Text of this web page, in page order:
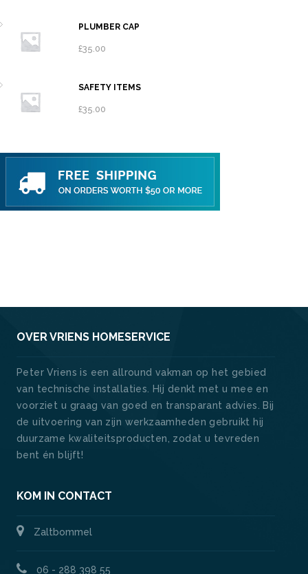
PLUMBER CAP
£35.00
SAFETY ITEMS
£35.00
OVER VRIENS HOMESERVICE
Peter Vriens is een allround vakman op het gebied
van technische installaties. Hij denkt met u mee en
voorziet u graag van goed en transparant advies. Bij
de uitvoering van zijn werkzaamheden gebruikt hij
duurzame kwaliteitsproducten, zodat u tevreden
bent én blijft!
KOM IN CONTACT
Zaltbommel
06 - 288 398 55